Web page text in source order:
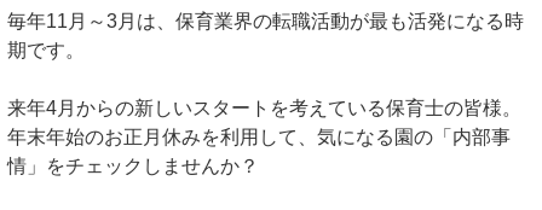
毎年11月～3月は、保育業界の転職活動が最も活発になる時
期です。
来年4月からの新しいスタートを考えている保育士の皆様。
年末年始のお正月休みを利用して、気になる園の「内部事
情」をチェックしませんか？